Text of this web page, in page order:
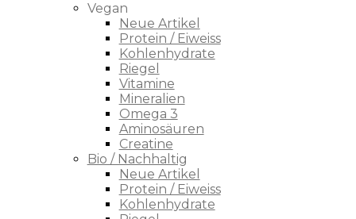
Vegan
Neue Artikel
Protein / Eiweiss
Kohlenhydrate
Riegel
Vitamine
Mineralien
Omega 3
Aminosäuren
Creatine
Bio / Nachhaltig
Neue Artikel
Protein / Eiweiss
Kohlenhydrate